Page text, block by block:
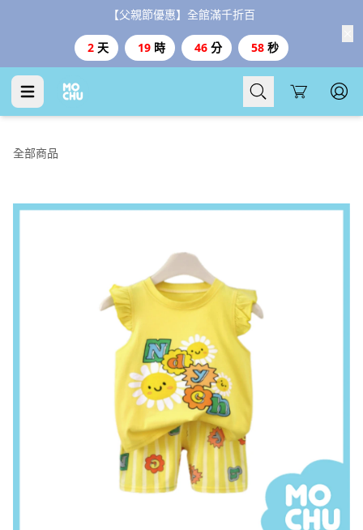
【父親節優惠】全館滿千折百
2 天 19 時 46 分 57 秒
Cart
全部商品